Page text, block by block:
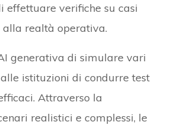
effettuare verifiche su casi
realtà operativa.
generativa di simulare vari
istituzioni di condurre test
Attraverso la
realistici e complessi, le